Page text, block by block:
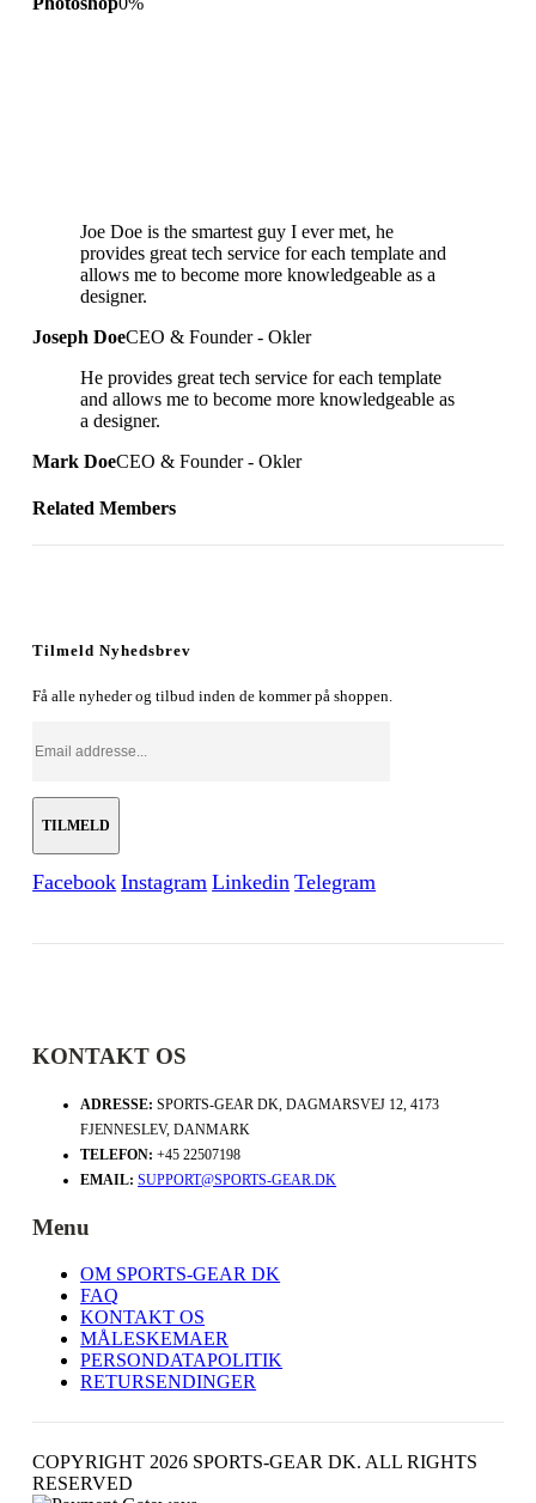
Joe Doe is the smartest guy I ever met, he
provides great tech service for each template and
allows me to become more knowledgeable as a
designer.
Joseph DoeCEO & Founder - Okler
He provides great tech service for each template
and allows me to become more knowledgeable as
a designer.
Mark DoeCEO & Founder - Okler
RelatedMembers
Tilmeld Nyhedsbrev
Få alle nyheder og tilbud inden de kommer på shoppen.
Facebook Instagram Linkedin Telegram
KONTAKT OS
ADRESSE: SPORTS-GEAR DK, DAGMARSVEJ 12, 4173
FJENNESLEV, DANMARK
TELEFON: +45 22507198
EMAIL: SUPPORT@SPORTS-GEAR.DK
Menu
OM SPORTS-GEAR DK
FAQ
KONTAKT OS
MÅLESKEMAER
PERSONDATAPOLITIK
RETURSENDINGER
COPYRIGHT 2026 SPORTS-GEAR DK. ALL RIGHTS
RESERVED